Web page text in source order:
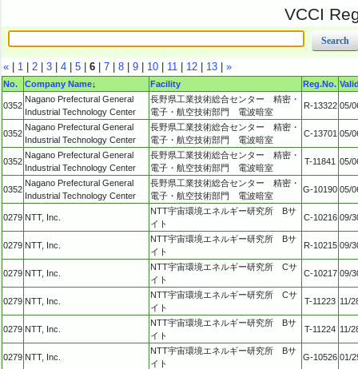
VCCI
« | 1 | 2 | 3 | 4 | 5 | 6 | 7 | 8 | 9 | 10 | 11 | 12 | 13 | »
No. Company Name↓ Facility Reg.No.
0352
Nagano Prefectural General
Industrial Technology Center
長野県工業技術総合センター 精密・
電子・航空技術部門 電波暗室
R-13322 05/
0352
Nagano Prefectural General
Industrial Technology Center
長野県工業技術総合センター 精密・
電子・航空技術部門 電波暗室
C-13701 05/
0352
Nagano Prefectural General
Industrial Technology Center
長野県工業技術総合センター 精密・
電子・航空技術部門 電波暗室
T-11841 05/
0352
Nagano Prefectural General
Industrial Technology Center
長野県工業技術総合センター 精密・
電子・航空技術部門 電波暗室
G-10190 05/
0279 NTT, Inc.
NTT宇宙環境エネルギー研究所 Bサ
イト
C-10216 09/
0279 NTT, Inc.
NTT宇宙環境エネルギー研究所 Bサ
イト
R-10215 09/
0279 NTT, Inc.
NTT宇宙環境エネルギー研究所 Cサ
イト
C-10217 09/
0279 NTT, Inc.
NTT宇宙環境エネルギー研究所 Cサ
イト
T-11223 11/
0279 NTT, Inc.
NTT宇宙環境エネルギー研究所 Bサ
イト
T-11224 11/
0279 NTT, Inc.
NTT宇宙環境エネルギー研究所 Bサ
イト
G-10526 01/